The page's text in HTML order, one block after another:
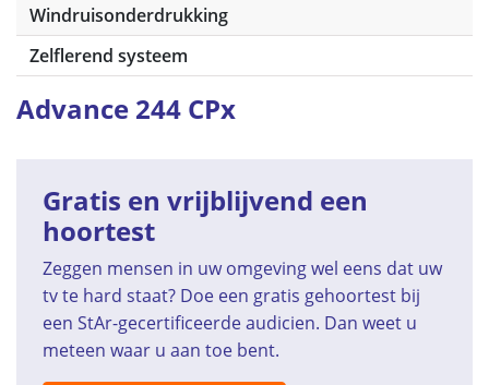
Windruisonderdrukking
Zelflerend systeem
Advance 244 CPx
Gratis en vrijblijvend een
hoortest
Zeggen mensen in uw omgeving wel eens dat uw
tv te hard staat? Doe een gratis gehoortest bij
een StAr-gecertificeerde audicien. Dan weet u
meteen waar u aan toe bent.